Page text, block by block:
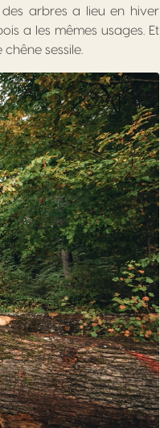
des arbres a lieu en hiver
a les mêmes usages. Et
sessile.